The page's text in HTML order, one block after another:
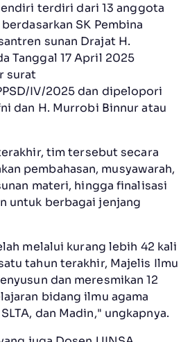
terdiri dari 13 anggota
SK Pembina
sunan Drajat H.
Tanggal 17 April 2025
surat
IV/2025 dan dipelopori
dan H. Murrobi Binnur atau
tim tersebut secara
pembahasan, musyawarah,
materi, hingga finalisasi
untuk berbagai jenjang
melalui kurang lebih 42 kali
tahun terakhir, Majelis Ilmu
dan meresmikan 12
bidang ilmu agama
dan Madin," ungkapnya.